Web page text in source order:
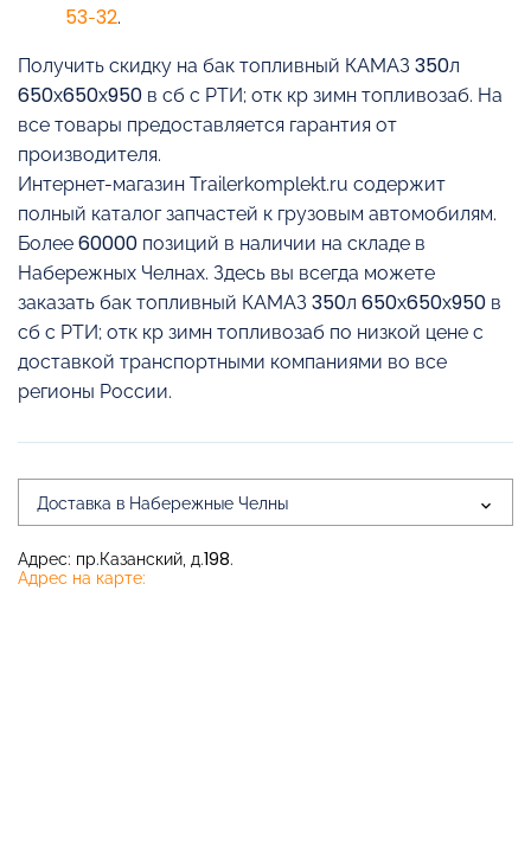
53-32.
Получить скидку на бак топливный КАМАЗ 350л
650х650х950 в сб с РТИ; отк кр зимн топливозаб. На
все товары предоставляется гарантия от
производителя.
Интернет-магазин Trailerkomplekt.ru содержит
полный каталог запчастей к грузовым автомобилям.
Более 60000 позиций в наличии на складе в
Набережных Челнах. Здесь вы всегда можете
заказать бак топливный КАМАЗ 350л 650х650х950 в
сб с РТИ; отк кр зимн топливозаб по низкой цене с
доставкой транспортными компаниями во все
регионы России.
Доставка в Набережные Челны
Адрес: пр.Казанский, д.198.
Адрес на карте: